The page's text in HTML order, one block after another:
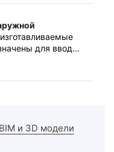
изготавливаемые
для ввода
ящики,
защиты -
Возможна
воде.
BIM и 3D модели